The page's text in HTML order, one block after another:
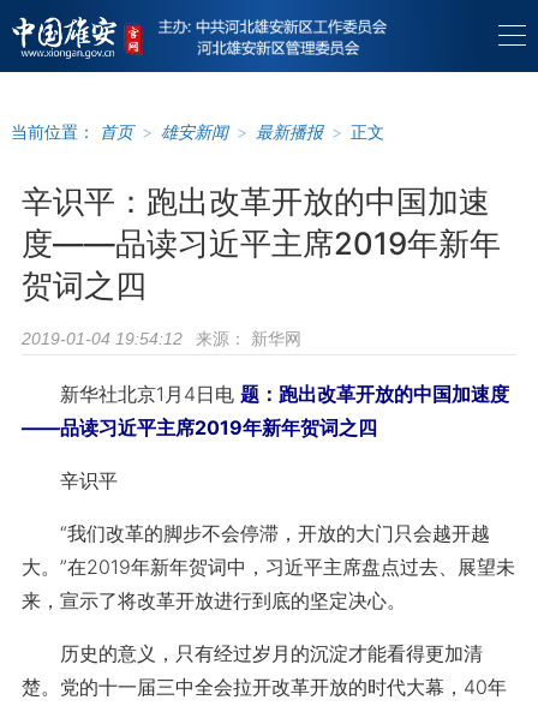
当前位置： 首页 > 雄安新闻 > 最新播报 > 正文
辛识平：跑出改革开放的中国加速
度——品读习近平主席2019年新年
贺词之四
2019-01-04 19:54:12 来源： 新华网
新华社北京1月4日电 题：跑出改革开放的中国加速度
——品读习近平主席2019年新年贺词之四
辛识平
“我们改革的脚步不会停滞，开放的大门只会越开越
大。”在2019年新年贺词中，习近平主席盘点过去、展望未
来，宣示了将改革开放进行到底的坚定决心。
历史的意义，只有经过岁月的沉淀才能看得更加清
楚。党的十一届三中全会拉开改革开放的时代大幕，40年